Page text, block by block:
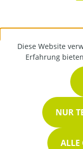
Diese Website
Erfahrung
NUR
ALLE